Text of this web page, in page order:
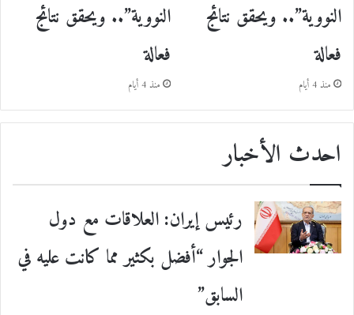
النووية”.. ويحقق نتائج
فعالة
منذ 4 أيام
النووية”.. ويحقق نتائج
فعالة
منذ 4 أيام
احدث الأخبار
رئيس إيران: العلاقات مع دول
الجوار “أفضل بكثير مما كانت عليه في
السابق”